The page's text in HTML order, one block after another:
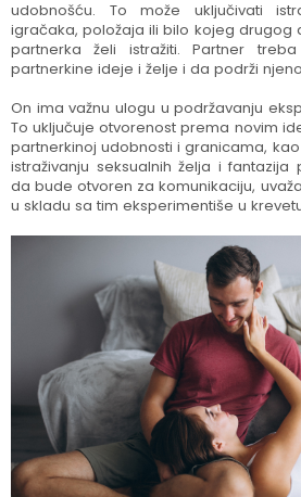
udobnošću. To može uključivati
igračaka, položaja ili bilo kojeg drugog
partnerka želi istražiti. Partner
partnerkine ideje i želje i da podrži
On ima važnu ulogu u podržavanju
To uključuje otvorenost prema novim
partnerkinoj udobnosti i granicama,
istraživanju seksualnih želja i fantazija
da bude otvoren za komunikaciju,
u skladu sa tim eksperimentiše u